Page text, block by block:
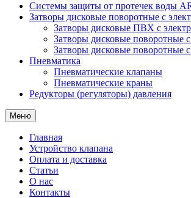
Системы защиты от протечек воды
Затворы дисковые поворотные с
Затворы дисковые ПВХ с
Затворы дисковые поворотные
Затворы дисковые поворотные
Пневматика
Пневматические клапаны
Пневматические краны
Редукторы (регуляторы) давления
Меню
Главная
Устройство клапана
Оплата и доставка
Статьи
О нас
Контакты